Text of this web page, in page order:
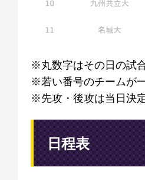
※丸数字はその日の試
※若い番号のチームが
※先攻・後攻は当日決
日程表